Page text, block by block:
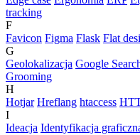
tracking
F
Favicon Figma Flask Flat
G
Geolokalizacja Google
Grooming
H
Hotjar Hreflang htaccess
I
Ideacja Identyfikacja